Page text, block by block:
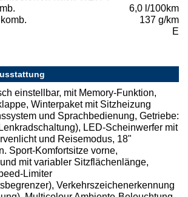
6,0 l/100km
137 g/km
E
einstellbar, mit Memory-Funktion,
Winterpaket mit Sitzheizung
und Sprachbedienung, Getriebe:
LED-Scheinwerfer mit
und Reisemodus, 18"
Sport-Komfortsitze vorne,
mit variabler Sitzflächenlänge,
Limiter
Verkehrszeichenerkennung